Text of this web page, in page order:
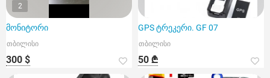
2
მონიტორი
თბილისი
300 $
GPS ტრეკერი. GF 07
თბილისი
50 ₾